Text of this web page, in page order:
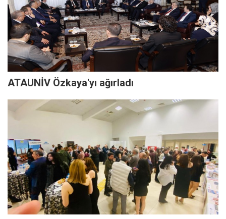
ATAUNİV Özkaya'yı ağırladı